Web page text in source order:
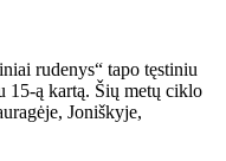
rudenys“ tapo tęstiniu
15-ą kartą. Šių metų ciklo
Joniškyje,